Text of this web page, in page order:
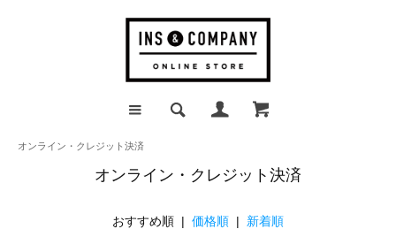
オンライン・クレジット決済
オンライン・クレジット決済
おすすめ順 | 価格順 | 新着順